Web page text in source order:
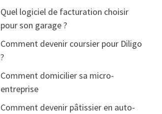
Quel logiciel de facturation choisir
pour son garage ?
Comment devenir coursier pour Diligo
?
Comment domicilier sa micro-
entreprise
Comment devenir pâtissier en auto-